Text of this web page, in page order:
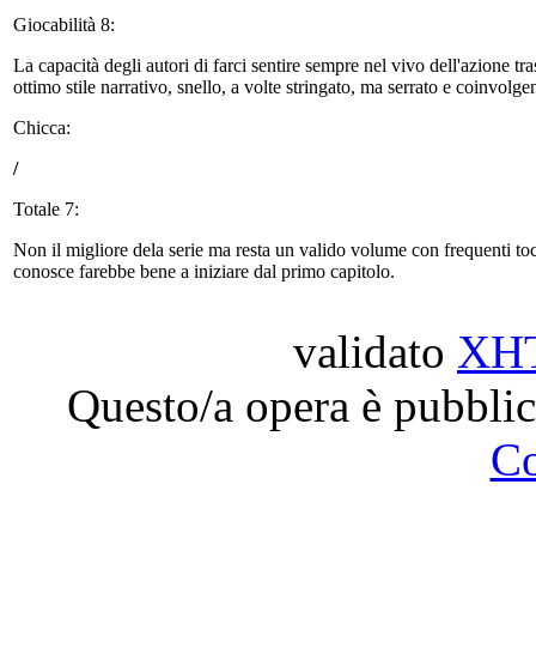
Giocabilità 8:
La capacità degli autori di farci sentire sempre nel vivo dell'azione
ottimo stile narrativo, snello, a volte stringato, ma serrato e
Chicca:
/
Totale 7:
Non il migliore dela serie ma resta un valido volume con frequenti
conosce farebbe bene a iniziare dal primo capitolo.
validato
Questo/a opera è